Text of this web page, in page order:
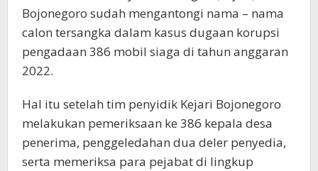
Bojonegoro sudah mengantongi nama – nama
calon tersangka dalam kasus dugaan korupsi
pengadaan 386 mobil siaga di tahun anggaran
2022.
Hal itu setelah tim penyidik Kejari Bojonegoro
melakukan pemeriksaan ke 386 kepala desa
penerima, penggeledahan dua deler penyedia,
serta memeriksa para pejabat di lingkup